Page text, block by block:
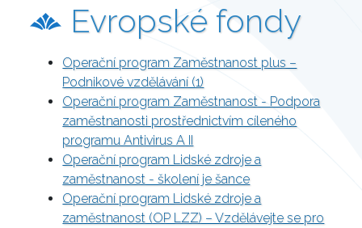
Evropské fondy
Operační program Zaměstnanost plus –
Podnikové vzdělávání (1)
Operační program Zaměstnanost - Podpora
zaměstnanosti prostřednictvím cíleného
programu Antivirus A II
Operační program Lidské zdroje a
zaměstnanost - školení je šance
Operační program Lidské zdroje a
zaměstnanost (OP LZZ) – Vzdělávejte se pro